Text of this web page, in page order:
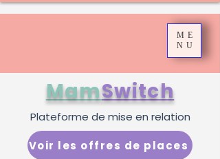
ME
NU
MamSwitch
Voir les offres de places
Plateforme de mise en relation